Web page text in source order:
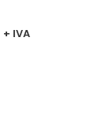
+ IVA